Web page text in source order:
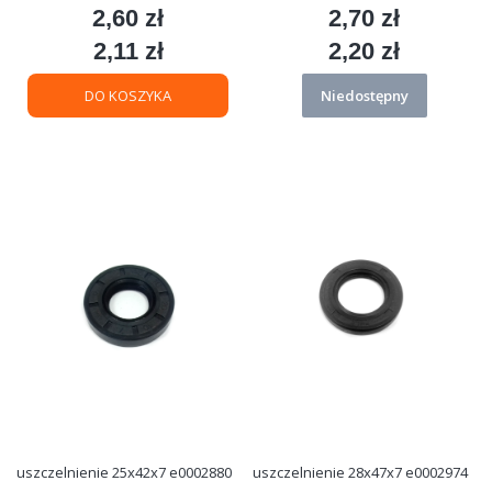
Cena
2,60 zł
Cena
2,11 zł
DO KOSZYKA
Cena
2,70 zł
Cena
2,20 zł
Niedostępny
uszczelnienie 25x42x7 e0002880 uszczelnienie 28x47x7 e0002974